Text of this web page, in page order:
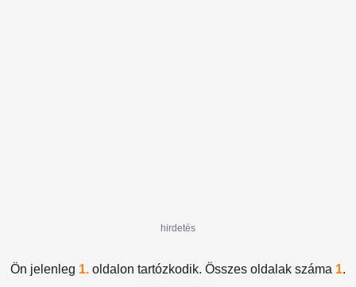
hirdetés
Ön jelenleg 1. oldalon tartózkodik. Összes oldalak száma 1.